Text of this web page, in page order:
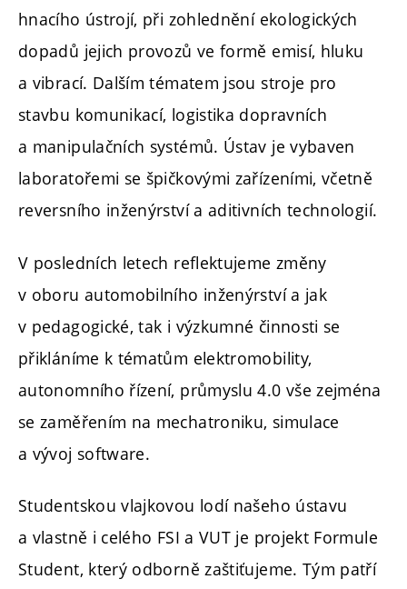
hnacího ústrojí, při zohlednění ekologických
dopadů jejich provozů ve formě emisí, hluku
a vibrací. Dalším tématem jsou stroje pro
stavbu komunikací, logistika dopravních
a manipulačních systémů. Ústav je vybaven
laboratořemi se špičkovými zařízeními, včetně
reversního inženýrství a aditivních technologií.
V posledních letech reflektujeme změny
v oboru automobilního inženýrství a jak
v pedagogické, tak i výzkumné činnosti se
přikláníme k tématům elektromobility,
autonomního řízení, průmyslu 4.0 vše zejména
se zaměřením na mechatroniku, simulace
a vývoj software.
Studentskou vlajkovou lodí našeho ústavu
a vlastně i celého FSI a VUT je projekt Formule
Student, který odborně zaštiťujeme. Tým patří